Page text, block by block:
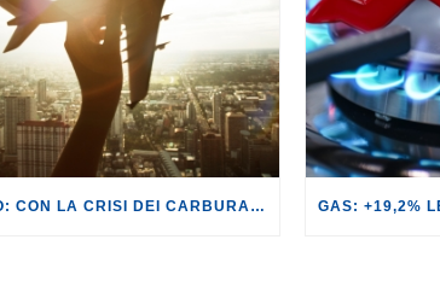
TURISMO: CON LA CRISI DEI CARBURANTI, VOLI A RISCHIO CANCELLAZIONE O RINCARO.